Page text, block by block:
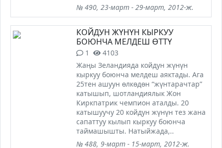
№ 490, 23-март - 29-март, 2012-ж.
КОЙДУН ЖҮНҮН КЫРКУУ
БОЮНЧА МЕЛДЕШ ӨТТҮ
1
4103
Жаңы Зеландияда койдун жүнүн
кыркуу боюнча мелдеш аяктады. Ага
25тен ашуун өлкөдөн “жүнтарачтар”
катышып, шотландиялык Жон
Киркпатрик чемпион аталды. 20
катышуучу 20 койдун жүнүн тез жана
сапаттуу кылып кыркуу боюнча
таймашышты. Натыйжада,..
№ 488, 9-март - 15-март, 2012-ж.